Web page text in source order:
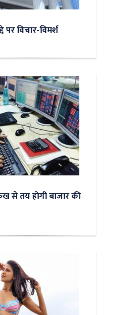
विचार-विमर्श
से तय होगी बाजार की